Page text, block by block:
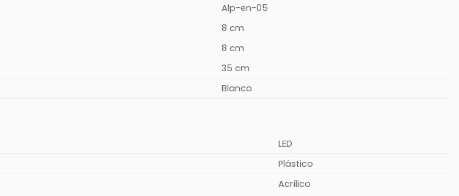
Alp-en-05
8 cm
8 cm
35 cm
Blanco
LED
Plástico
Acrílico